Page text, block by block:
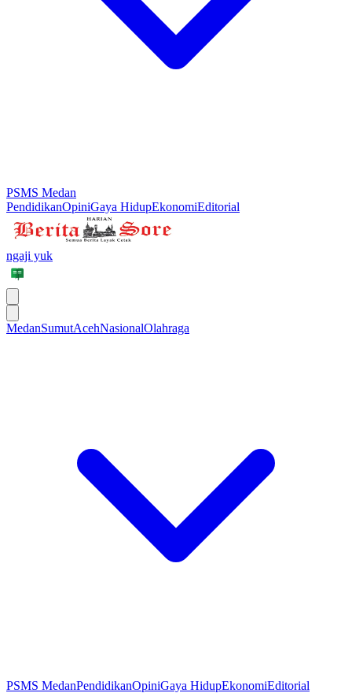
PSMS Medan
PendidikanOpiniGaya HidupEkonomiEditorial
ngaji yuk
MedanSumutAcehNasionalOlahraga
PSMS MedanPendidikanOpiniGaya HidupEkonomiEditorial